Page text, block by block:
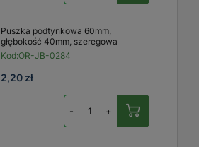
Puszka podtynkowa 60mm,
głębokość 40mm, szeregowa
Kod:OR-JB-0284
2,20 zł
- +